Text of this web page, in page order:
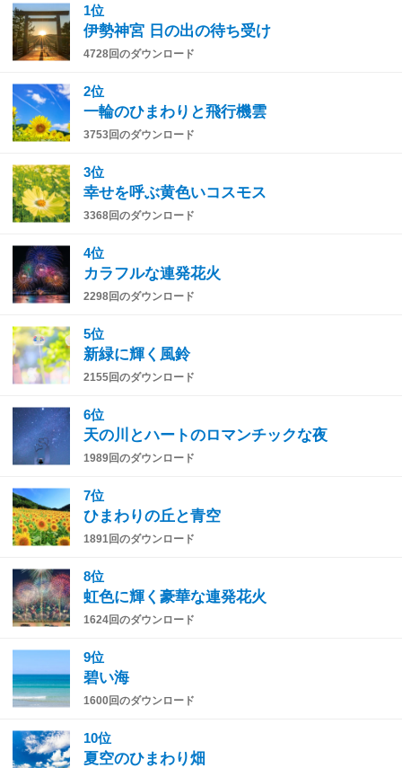
1位
伊勢神宮 日の出の待ち受け
4728回のダウンロード
2位
一輪のひまわりと飛行機雲
3753回のダウンロード
3位
幸せを呼ぶ黄色いコスモス
3368回のダウンロード
4位
カラフルな連発花火
2298回のダウンロード
5位
新緑に輝く風鈴
2155回のダウンロード
6位
天の川とハートのロマンチックな夜
1989回のダウンロード
7位
ひまわりの丘と青空
1891回のダウンロード
8位
虹色に輝く豪華な連発花火
1624回のダウンロード
9位
碧い海
1600回のダウンロード
10位
夏空のひまわり畑